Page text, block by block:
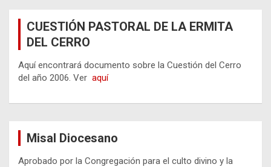
CUESTIÓN PASTORAL DE LA ERMITA
DEL CERRO
Aquí encontrará documento sobre la Cuestión del Cerro
del año 2006. Ver aquí
Misal Diocesano
Aprobado por la Congregación para el culto divino y la